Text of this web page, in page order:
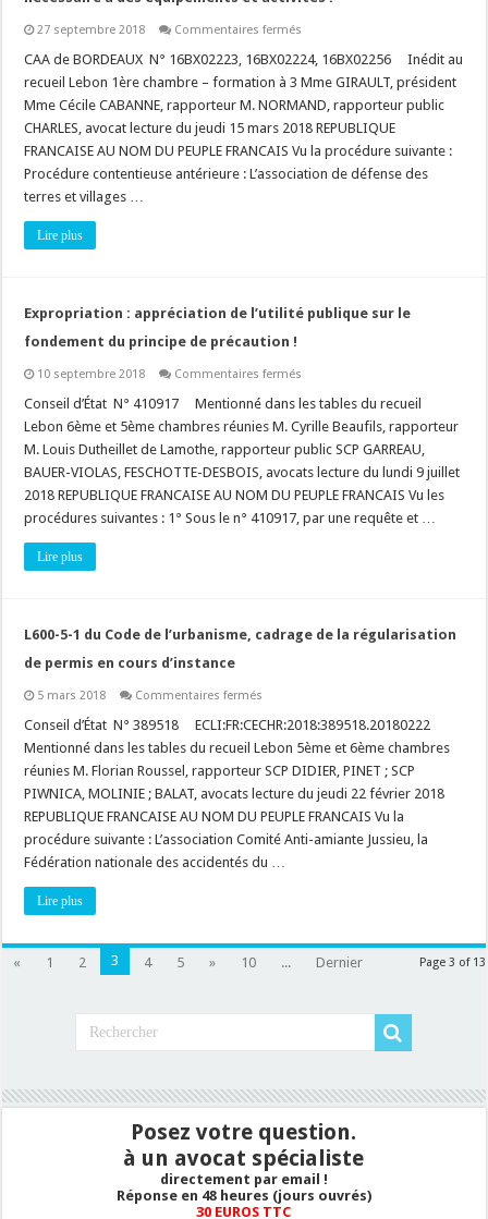
27 septembre 2018 Commentaires fermés
agricole
implanter
une
centrale
photovoltaïque,
nécessaire
à
des
CAA de BORDEAUX N° 16BX02223, 16BX02224, 16BX02256 Inédit au
recueil Lebon 1ère chambre – formation à 3 Mme GIRAULT, président
Mme Cécile CABANNE, rapporteur M. NORMAND, rapporteur public
CHARLES, avocat lecture du jeudi 15 mars 2018 REPUBLIQUE
FRANCAISE AU NOM DU PEUPLE FRANCAIS Vu la procédure suivante :
Procédure contentieuse antérieure : L’association de défense des
terres et villages …
Lire plus
Expropriation : appréciation de l’utilité publique sur le
fondement du principe de précaution !
10 septembre 2018 Commentaires fermés
:
de
l’utilité
publique
sur
fondement
du
principe
Conseil d’État N° 410917 Mentionné dans les tables du recueil
Lebon 6ème et 5ème chambres réunies M. Cyrille Beaufils, rapporteur
M. Louis Dutheillet de Lamothe, rapporteur public SCP GARREAU,
BAUER-VIOLAS, FESCHOTTE-DESBOIS, avocats lecture du lundi 9 juillet
2018 REPUBLIQUE FRANCAISE AU NOM DU PEUPLE FRANCAIS Vu les
procédures suivantes : 1° Sous le n° 410917, par une requête et …
Lire plus
L600-5-1 du Code de l’urbanisme, cadrage de la régularisation
de permis en cours d’instance
5 mars 2018 Commentaires fermés
5-
du
Code
de
l’urbanisme,
de
la
de
Conseil d’État N° 389518 ECLI:FR:CECHR:2018:389518.20180222
Mentionné dans les tables du recueil Lebon 5ème et 6ème chambres
réunies M. Florian Roussel, rapporteur SCP DIDIER, PINET ; SCP
PIWNICA, MOLINIE ; BALAT, avocats lecture du jeudi 22 février 2018
REPUBLIQUE FRANCAISE AU NOM DU PEUPLE FRANCAIS Vu la
procédure suivante : L’association Comité Anti-amiante Jussieu, la
Fédération nationale des accidentés du …
Lire plus
Page 3 of 13
« 1 2 3 4 5 » 10 ... Dernier
Posez votre question.
à un avocat spécialiste
directement par email !
Réponse en 48 heures (jours ouvrés)
30 EUROS TTC